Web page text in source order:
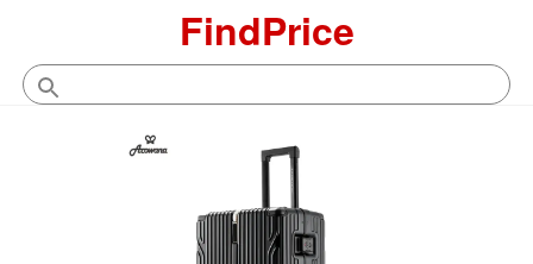
FindPrice